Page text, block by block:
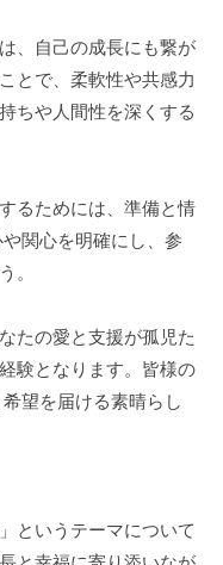
、自己の成長にも繋が
とで、柔軟性や共感力
ちや人間性を深くする
るためには、準備と情
関心を明確にし、参
。
たの愛と支援が孤児た
験となります。皆様の
望を届ける素晴らし
というテーマについて